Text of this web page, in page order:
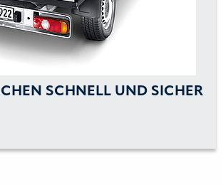
SCHNELL UND SICHER